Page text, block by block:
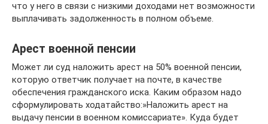
что у него в связи с низкими доходами нет возможности
выплачивать задолженность в полном объеме.
Арест военной пенсии
Может ли суд наложить арест на 50% военной пенсии,
которую ответчик получает на почте, в качестве
обеспечения гражданского иска. Каким образом надо
сформулировать ходатайство:»Наложить арест на
выдачу пенсии в военном комиссариате». Куда будет